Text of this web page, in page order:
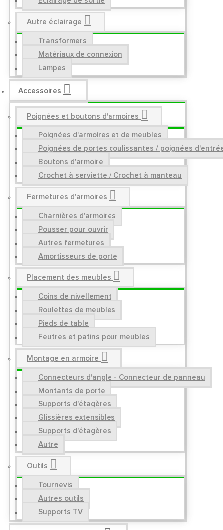
Autre éclairage
Transformers
Matériaux de connexion
Lampes
Accessoires
Poignées et boutons d'armoires
Poignées d'armoires et de meubles
Poignées de portes coulissantes / poignées
Boutons d'armoire
Crochet à serviette / Crochet à manteau
Fermetures d'armoires
Charnières d'armoires
Pousser pour ouvrir
Autres fermetures
Amortisseurs de porte
Placement des meubles
Coins de nivellement
Roulettes de meubles
Pieds de table
Feutres et patins pour meubles
Montage en armoire
Connecteurs d'angle - Connecteur de panneau
Montants de porte
Supports d'étagères
Glissières extensibles
Supports d'étagères
Autre
Outils
Tournevis
Autres outils
Supports TV